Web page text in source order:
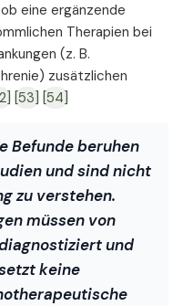
eine ergänzende
Therapien bei
(z. B.
zusätzlichen
[53] [54]
Befunde beruhen
und sind nicht
zu verstehen.
müssen von
und
keine